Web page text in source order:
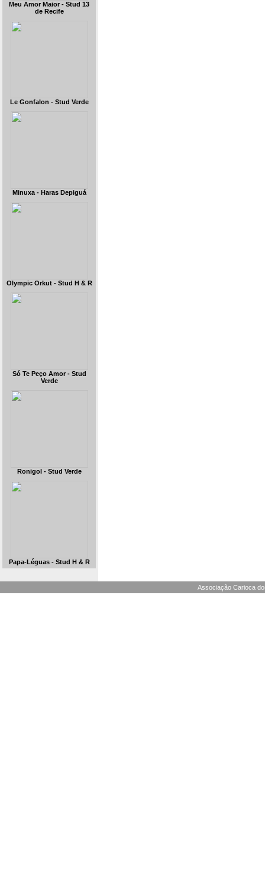
Meu Amor Maior - Stud 13
de Recife
Le Gonfalon - Stud Verde
Minuxa - Haras Depiguá
Olympic Orkut - Stud H & R
Só Te Peço Amor - Stud
Verde
Ronigol - Stud Verde
Papa-Léguas - Stud H & R
Associação Carioca